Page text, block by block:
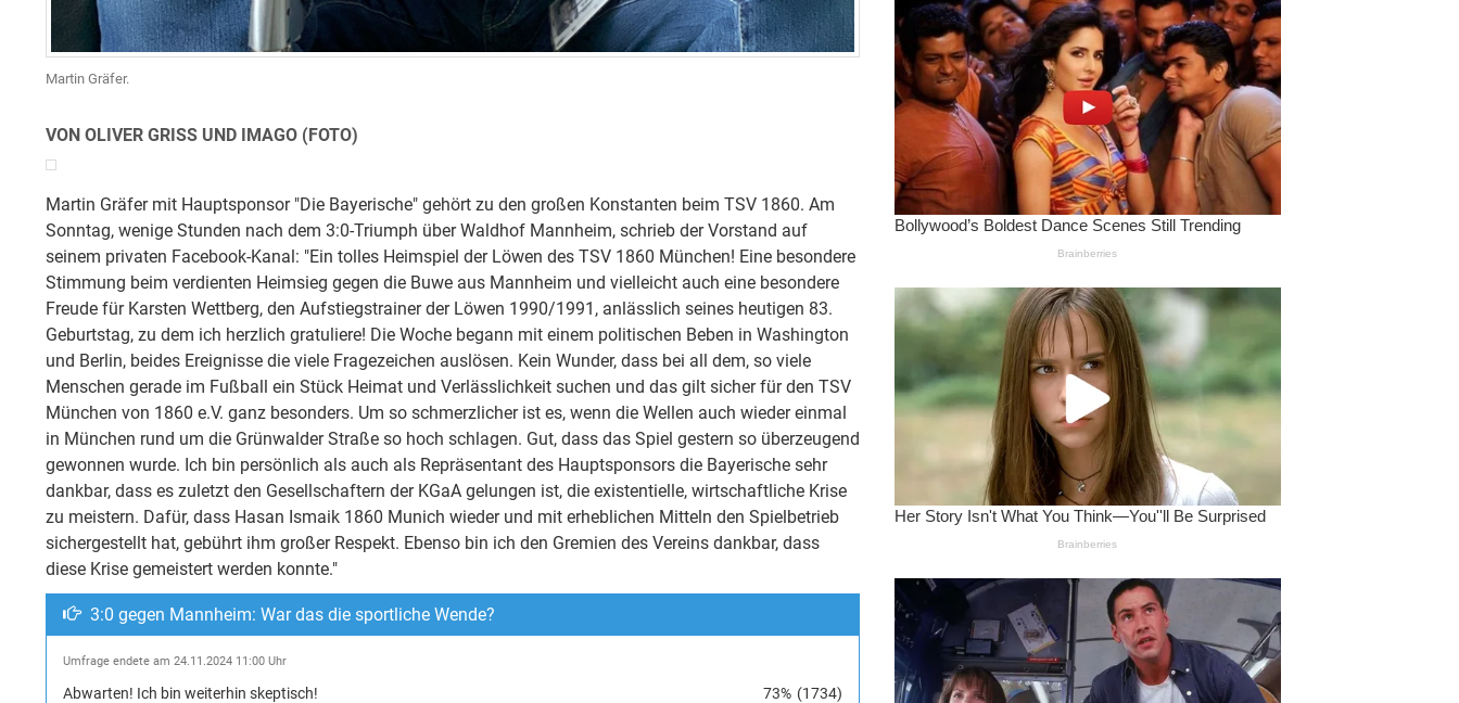
Martin Gräfer.
VON OLIVER GRISS UND IMAGO (FOTO)
Martin Gräfer mit Hauptsponsor "Die Bayerische" gehört zu den großen Konstanten beim TSV 1860. Am
Sonntag, wenige Stunden nach dem 3:0-Triumph über Waldhof Mannheim, schrieb der Vorstand auf
seinem privaten Facebook-Kanal: "Ein tolles Heimspiel der Löwen des TSV 1860 München! Eine besondere
Stimmung beim verdienten Heimsieg gegen die Buwe aus Mannheim und vielleicht auch eine besondere
Freude für Karsten Wettberg, den Aufstiegstrainer der Löwen 1990/1991, anlässlich seines heutigen 83.
Geburtstag, zu dem ich herzlich gratuliere! Die Woche begann mit einem politischen Beben in Washington
und Berlin, beides Ereignisse die viele Fragezeichen auslösen. Kein Wunder, dass bei all dem, so viele
Menschen gerade im Fußball ein Stück Heimat und Verlässlichkeit suchen und das gilt sicher für den TSV
München von 1860 e.V. ganz besonders. Um so schmerzlicher ist es, wenn die Wellen auch wieder einmal
in München rund um die Grünwalder Straße so hoch schlagen. Gut, dass das Spiel gestern so überzeugend
gewonnen wurde. Ich bin persönlich als auch als Repräsentant des Hauptsponsors die Bayerische sehr
dankbar, dass es zuletzt den Gesellschaftern der KGaA gelungen ist, die existentielle, wirtschaftliche Krise
zu meistern. Dafür, dass Hasan Ismaik 1860 Munich wieder und mit erheblichen Mitteln den Spielbetrieb
sichergestellt hat, gebührt ihm großer Respekt. Ebenso bin ich den Gremien des Vereins dankbar, dass
diese Krise gemeistert werden konnte."
3:0 gegen Mannheim: War das die sportliche Wende?
Umfrage endete am 24.11.2024 11:00 Uhr
Abwarten! Ich bin weiterhin skeptisch! 73% (1734)